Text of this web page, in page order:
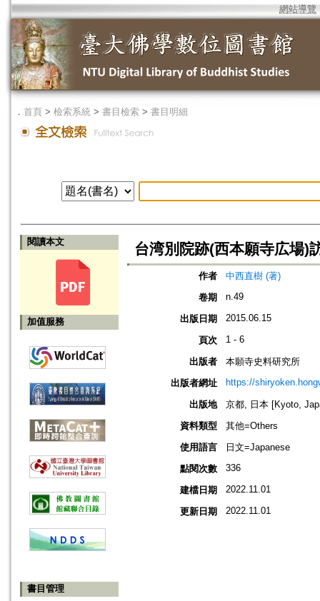
網站導覽
． 首頁 > 檢索系統 > 書目檢索 > 書目明細
閱讀本文
加值服務
書目管理
台湾別院跡(西本願寺広場)
作者
中西直樹 (著)
卷期
n.49
出版日期 2015.06.15
頁次 1 - 6
出版者
本願寺史料研究所
出版者網址
https://
出版地
京都, 日本 [Kyoto,
資料類型
其他=Others
使用語言
日文=Japanese
點閱次數
336
建檔日期 2022.11.01
更新日期 2022.11.01